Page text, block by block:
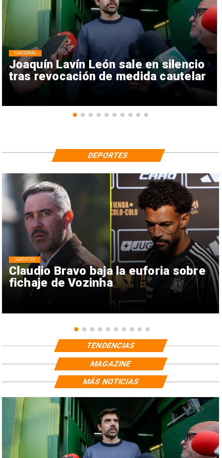
Joaquín Lavín León sale en silencio
tras revocación de medida cautelar
NACIONAL
Claudio Bravo baja la euforia sobre
fichaje de Vozinha
DEPORTES
DEPORTES
TENDENCIAS
MAGAZINE
MÁS NOTICIAS